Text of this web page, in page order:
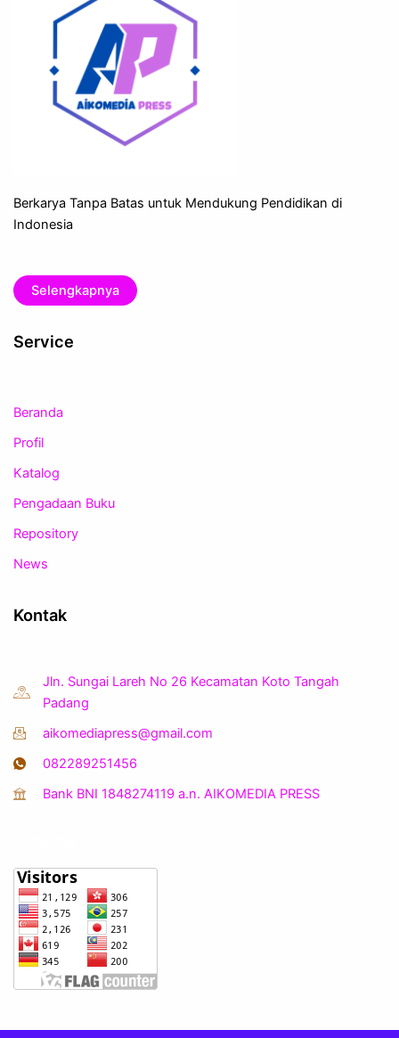
Berkarya Tanpa Batas untuk Mendukung Pendidikan di
Indonesia
Selengkapnya
Service
Beranda
Profil
Katalog
Pengadaan Buku
Repository
News
Kontak
Jln. Sungai Lareh No 26 Kecamatan Koto Tangah
Padang
aikomediapress@gmail.com
082289251456
Bank BNI 1848274119 a.n. AIKOMEDIA PRESS